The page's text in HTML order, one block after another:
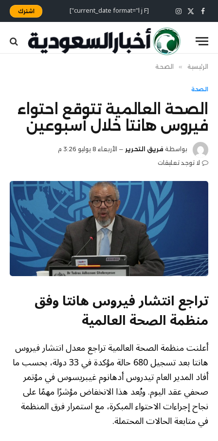
فيسبوك
X
(Twitter)
الانستغرام [current_date format="l j F"] اشترك
الرئيسية » الصحة
الصحة
الصحة العالمية تتوقع احتواء
فيروس هانتا خلال أسبوعين
بواسطة فريق التحرير
الأربعاء 8 يوليو 3:26 م
لا توجد تعليقات
تراجع انتشار فيروس هانتا وفق
منظمة الصحة العالمية
أعلنت منظمة الصحة العالمية تراجع معدل انتشار فيروس
هانتا بعد تسجيل 680 حالة مؤكدة في 33 دولة، بحسب ما
أفاد المدير العام تيدروس أدهانوم غيبريسوس في مؤتمر
صحفي عقد اليوم. ويُعد هذا الانخفاض مؤشرًا مهمًا على
نجاح إجراءات الاحتواء المبكرة، مع استمرار فرق المنظمة
في متابعة الحالات المحتملة.